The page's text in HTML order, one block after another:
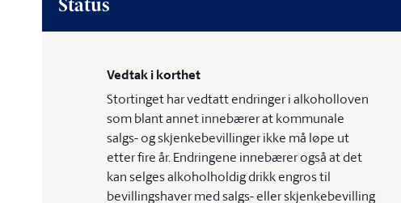
Status
Vedtak i korthet
Stortinget har vedtatt endringer i alkoholloven
som blant annet innebærer at kommunale
salgs- og skjenkebevillinger ikke må løpe ut
etter fire år. Endringene innebærer også at det
kan selges alkoholholdig drikk engros til
bevillingshaver med salgs- eller skjenkebevilling